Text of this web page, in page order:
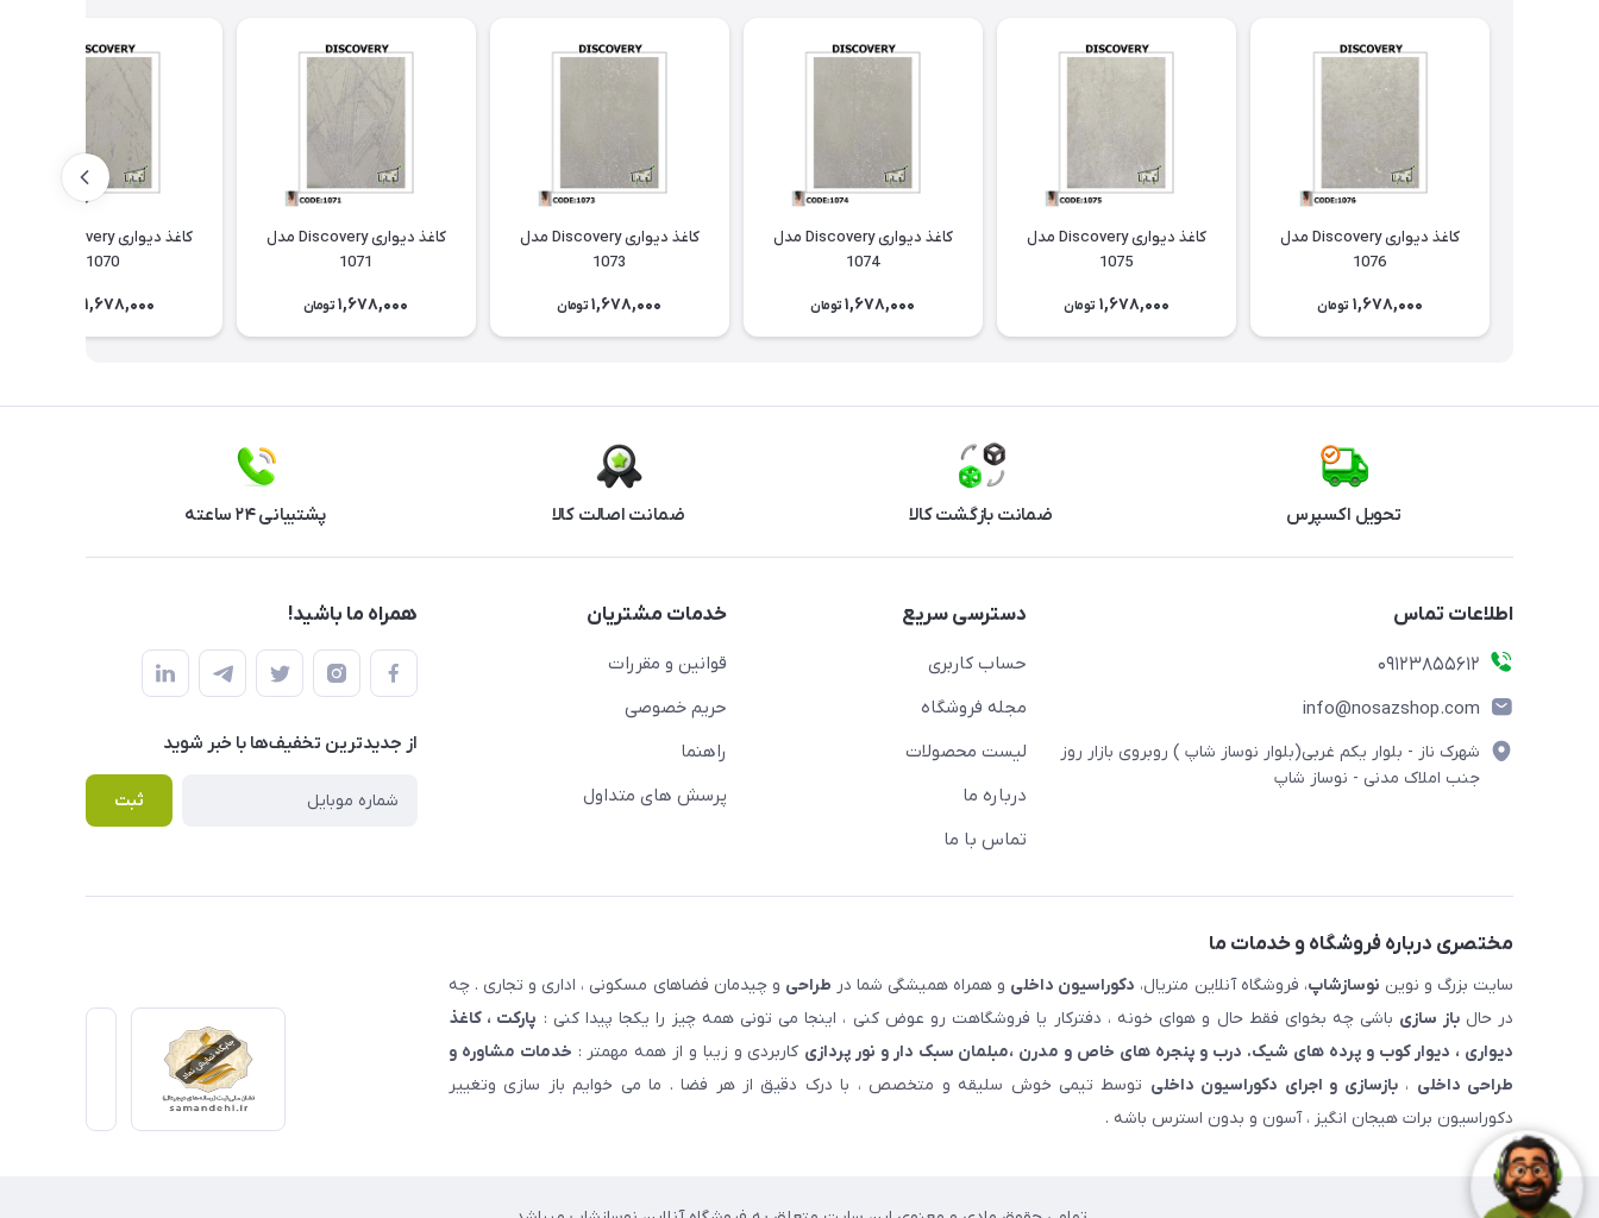
کاغذ دیواری Discovery مدل
1076
1,678,000 تومان
کاغذ دیواری Discovery مدل
1075
1,678,000 تومان
کاغذ دیواری Discovery مدل
1074
1,678,000 تومان
کاغذ دیواری Discovery مدل
1073
1,678,000 تومان
کاغذ دیواری Discovery مدل
1071
1,678,000 تومان
1070
1,678,000
تحویل اکسپرس ضمانت بازگشت کالا ضمانت اصالت کالا پشتیبانی ۲۴ ساعته
اطلاعات تماس
09123855612
info@nosazshop.com
شهرک ناز - بلوار یکم غربی(بلوار نوساز شاپ ) روبروی بازار روز
جنب املاک مدنی - نوساز شاپ
دسترسی سریع
حساب کاربری
مجله فروشگاه
لیست محصولات
درباره ما
تماس با ما
خدمات مشتریان
قوانین و مقررات
حریم خصوصی
راهنما
پرسش های متداول
همراه ما باشید!
از جدید‌ترین تخفیف‌ها با‌ خبر شوید
ثبت
مختصری درباره فروشگاه و خدمات ما
سایت بزرگ و نوین نوسازشاپ، فروشگاه آنلاین متریال، دکوراسیون داخلی و همراه همیشگی شما در طراحی و چیدمان فضاهای مسکونی ، اداری و تجاری . چه
در حالباز سازی باشی چه بخوای فقط حال و هوای خونه ، دفترکار یا فروشگاهت رو عوض کنی ، اینجا می تونی همه چیز را یکجا پیدا کنی : پارکت ، کاغذ
دیواری ، دیوار کوب و پرده های شیک. درب و پنجره های خاص و مدرن ،مبلمان سبک دار و نور پردازی کاربردی و زیبا و از همه مهمتر : خدمات مشاوره و
طراحی داخلی ،بازسازی و اجرای دکوراسیون داخلی توسط تیمی خوش سلیقه و متخصص ، با درک دقیق از هر فضا . ما می خوایم باز سازی وتغییر
دکوراسیون برات هیجان انگیز ، آسون و بدون استرس باشه .